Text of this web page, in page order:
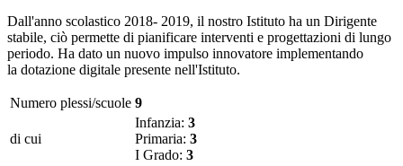
Dall'anno scolastico 2018- 2019, il nostro Istituto ha un Dirigente
stabile, ciò permette di pianificare interventi e progettazioni di lungo
periodo. Ha dato un nuovo impulso innovatore implementando
la dotazione digitale presente nell'Istituto.
Numero plessi/scuole 9
di cui
Infanzia: 3
Primaria: 3
I Grado: 3